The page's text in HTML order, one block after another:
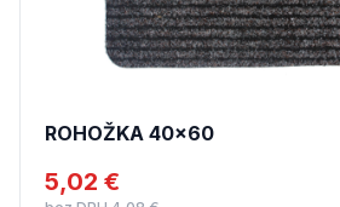
ROHOŽKA 40x60
5,02 €